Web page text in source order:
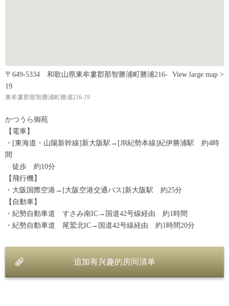
View large map >
〒649-5334 和歌山県東牟婁郡那智勝浦町勝浦216-
19
東牟婁郡那智勝浦町勝浦216-19
かつうら御苑
【電車】
・[東海道・山陽新幹線]新大阪駅→[JR紀勢本線]紀伊勝浦駅 約4時
間
徒歩 約10分
【飛行機】
・大阪国際空港→[大阪空港交通バス]新大阪駅 約25分
【自動車】
・紀勢自動車道 すさみ南IC→国道42号線経由 約1時間
・紀勢自動車道 尾鷲北IC→国道42号線経由 約1時間20分
追加有兴趣的房间清单